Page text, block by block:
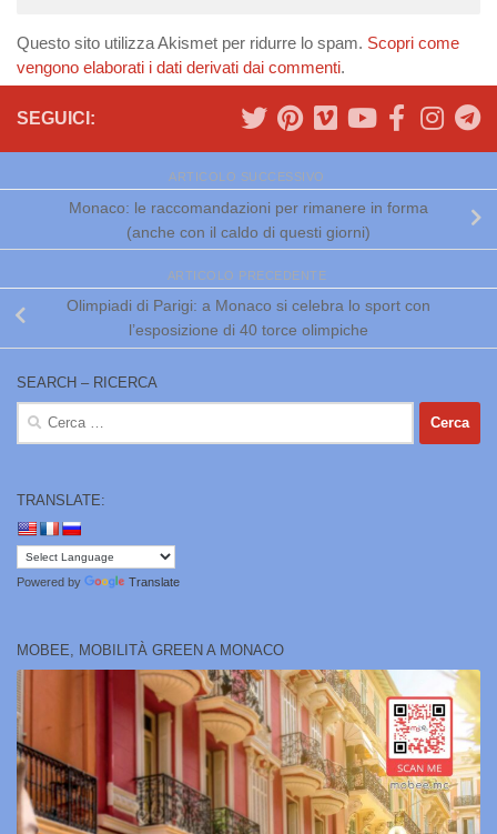
Questo sito utilizza Akismet per ridurre lo spam. Scopri come
vengono elaborati i dati derivati dai commenti.
SEGUICI:
ARTICOLO SUCCESSIVO
Monaco: le raccomandazioni per rimanere in forma
(anche con il caldo di questi giorni)
ARTICOLO PRECEDENTE
Olimpiadi di Parigi: a Monaco si celebra lo sport con
l’esposizione di 40 torce olimpiche
SEARCH – RICERCA
Ricerca
TRANSLATE:
Powered by Translate
MOBEE, MOBILITÀ GREEN A MONACO